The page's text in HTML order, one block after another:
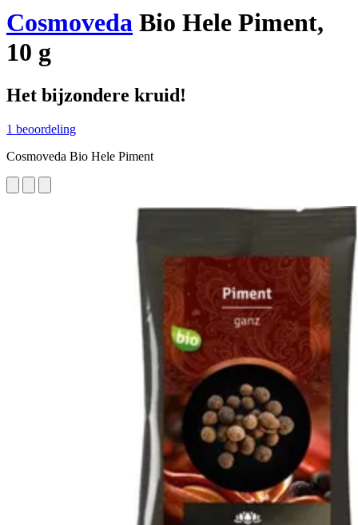
Cosmoveda Bio Hele Piment,
10 g
Het bijzondere kruid!
1 beoordeling
Cosmoveda Bio Hele Piment